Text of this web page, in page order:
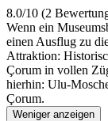
8.0/10 (2
Wenn ein
einen Ausflug zu
Attraktion:
Çorum in vollen
hierhin: Ulu-
Çorum.
Weniger anzeigen